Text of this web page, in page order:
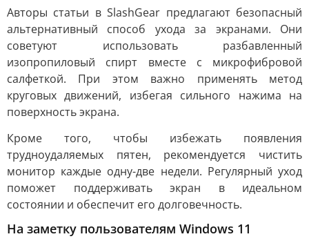
Авторы статьи в SlashGear предлагают безопасный
альтернативный способ ухода за экранами. Они
советуют использовать разбавленный
изопропиловый спирт вместе с микрофибровой
салфеткой. При этом важно применять метод
круговых движений, избегая сильного нажима на
поверхность экрана.
Кроме того, чтобы избежать появления
трудноудаляемых пятен, рекомендуется чистить
монитор каждые одну-две недели. Регулярный уход
поможет поддерживать экран в идеальном
состоянии и обеспечит его долговечность.
На заметку пользователям Windows 11